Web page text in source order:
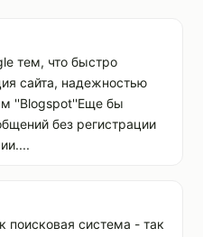
тем, что быстро
сайта, надежностью
''Blogspot''Еще бы
без регистрации
поисковая система - так